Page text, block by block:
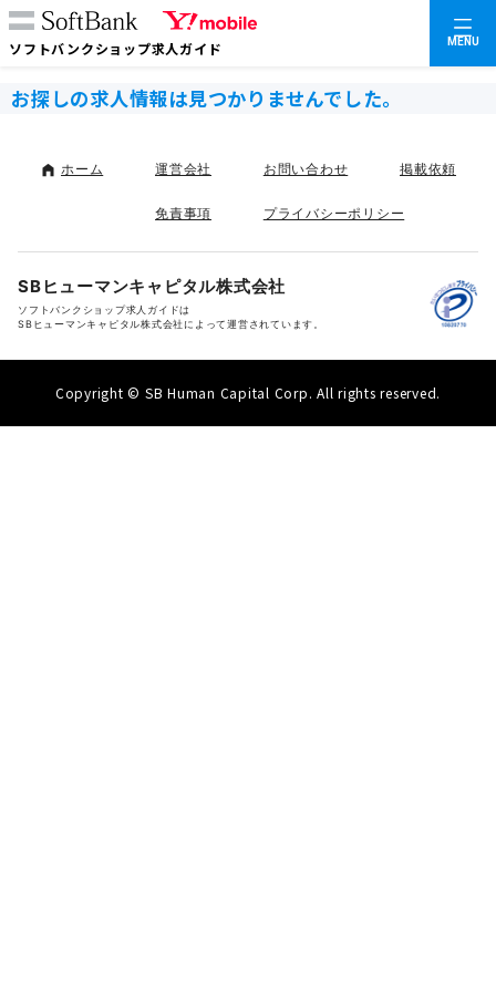
ソフトバンクショップ求人ガイド MENU
お探しの求人情報は見つかりませんでした。
ホーム 運営会社 お問い合わせ 掲載依頼
免責事項 プライバシーポリシー
SBヒューマンキャピタル株式会社
ソフトバンクショップ求人ガイドは
SBヒューマンキャピタル株式会社によって運営されています。
Copyright © SB Human Capital Corp. All rights reserved.